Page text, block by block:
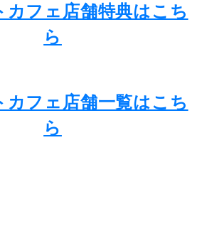
カフェ店舗特典はこち
ら
カフェ店舗一覧はこち
ら